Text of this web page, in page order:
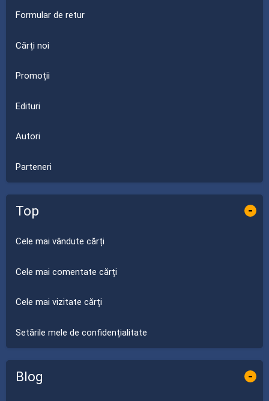
Formular de retur
Cărți noi
Promoții
Edituri
Autori
Parteneri
Top -
Cele mai vândute cărți
Cele mai comentate cărți
Cele mai vizitate cărți
Setările mele de confidențialitate
Blog -